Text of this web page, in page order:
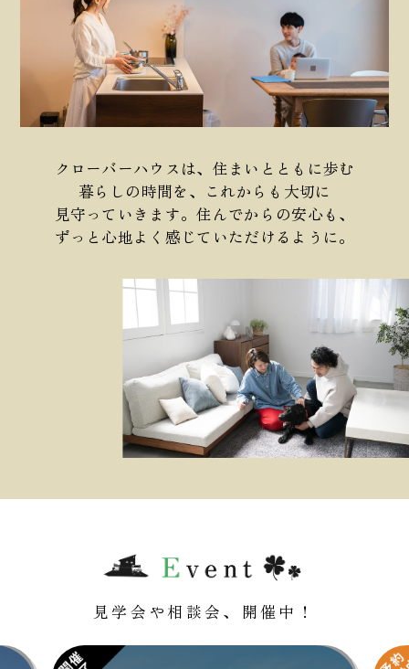
クローバーハウスは、住まいとともに歩む
暮らしの時間を、これからも大切に
見守っていきます。住んでからの安心も、
ずっと心地よく感じていただけるように。
見学会や相談会、開催中！